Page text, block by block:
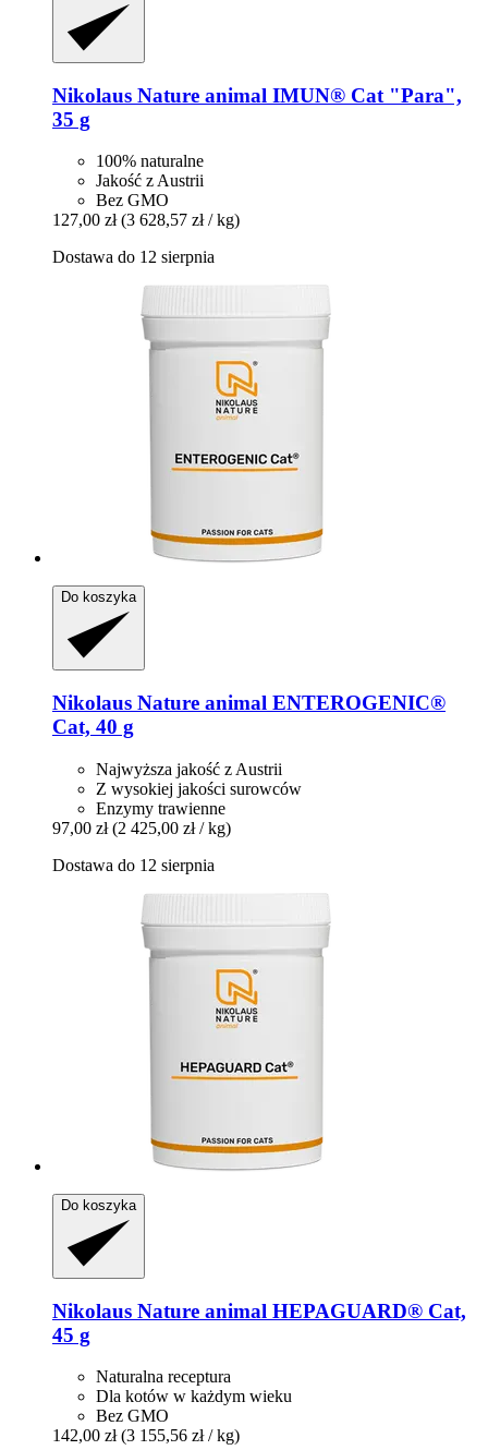
Nikolaus Nature animal IMUN® Cat "Para",
35 g
100% naturalne
Jakość z Austrii
Bez GMO
127,00 zł (3 628,57 zł / kg)
Dostawa do 12 sierpnia
Do koszyka
Nikolaus Nature animal ENTEROGENIC®
Cat, 40 g
Najwyższa jakość z Austrii
Z wysokiej jakości surowców
Enzymy trawienne
97,00 zł (2 425,00 zł / kg)
Dostawa do 12 sierpnia
Do koszyka
Nikolaus Nature animal HEPAGUARD® Cat,
45 g
Naturalna receptura
Dla kotów w każdym wieku
Bez GMO
142,00 zł (3 155,56 zł / kg)